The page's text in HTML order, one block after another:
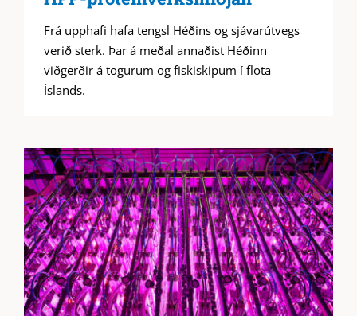
Frá upphafi hafa tengsl Héðins og sjávarútvegs
verið sterk. Þar á meðal annaðist Héðinn
viðgerðir á togurum og fiskiskipum í flota
Íslands.